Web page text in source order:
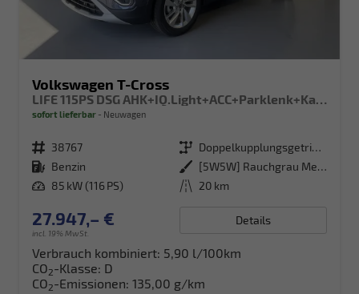
Volkswagen T-Cross
LIFE 115PS DSG AHK+IQ.Light+ACC+Parklenk+Kamera+Sitzheizung+Alu17+Keyless
sofort lieferbar Neuwagen
Fahrzeugnr. 38767 Getriebe
Doppelkupplungsgetriebe (DSG)
Kraftstoff Benzin Außenfarbe
[5W5W] Rauchgrau Metallic
Leistung 85 kW (116 PS) Kilometerstand 20 km
27.947,– €
incl. 19% MwSt.
Details
Verbrauch kombiniert: 5,90 l/100km
CO2-Klasse: D
CO2-Emissionen: 135,00 g/km